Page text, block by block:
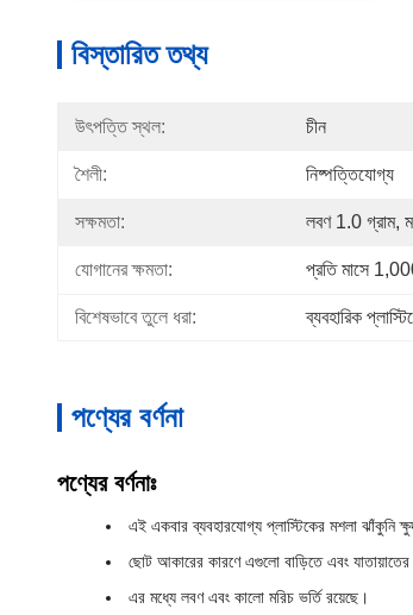
বিস্তারিত তথ্য
উৎপত্তি স্থল: চীন
শৈলী: নিষ্পত্তিযোগ্য
সক্ষমতা: লবণ 1.0 গ্রাম,
যোগানের ক্ষমতা: প্রতি মাসে
বিশেষভাবে তুলে ধরা: ব্যবহারিক
পণ্যের বর্ণনা
পণ্যের বর্ণনাঃ
এই একবার ব্যবহারযোগ্য প্লাস্টিকের মশলা ঝাঁকুনি
ছোট আকারের কারণে এগুলো বাড়িতে এবং
এর মধ্যে লবণ এবং কালো মরিচ ভর্তি রয়েছে।